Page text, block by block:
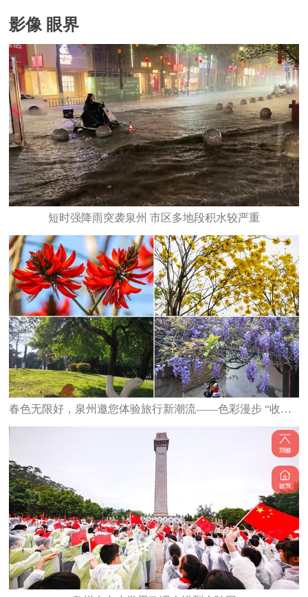
影像 眼界
短时强降雨突袭泉州 市区多地段积水较严重
春色无限好，泉州邀您体验旅行新潮流——色彩漫步 “收集”春天